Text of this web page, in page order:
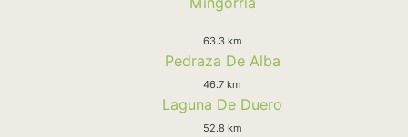
63.3 km
Pedraza De Alba
46.7 km
Laguna De Duero
52.8 km